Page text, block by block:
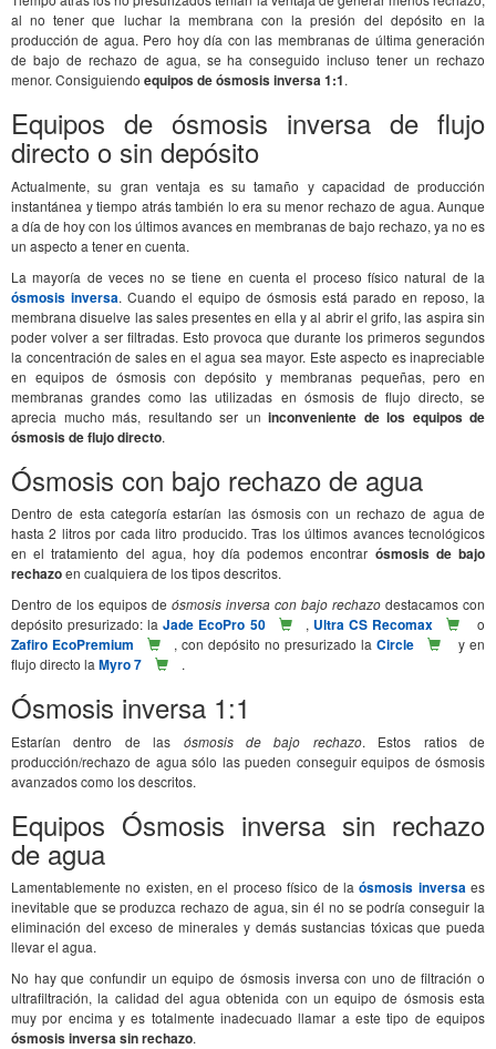
al no tener que luchar la membrana con la presión del depósito en la
producción de agua. Pero hoy día con las membranas de última generación
de bajo de rechazo de agua, se ha conseguido incluso tener un rechazo
menor. Consiguiendo equipos de ósmosis inversa 1:1.
Equipos de ósmosis inversa de flujo
directo o sin depósito
Actualmente, su gran ventaja es su tamaño y capacidad de producción
instantánea y tiempo atrás también lo era su menor rechazo de agua. Aunque
a día de hoy con los últimos avances en membranas de bajo rechazo, ya no es
un aspecto a tener en cuenta.
La mayoría de veces no se tiene en cuenta el proceso físico natural de la
ósmosis inversa. Cuando el equipo de ósmosis está parado en reposo, la
membrana disuelve las sales presentes en ella y al abrir el grifo, las aspira sin
poder volver a ser filtradas. Esto provoca que durante los primeros segundos
la concentración de sales en el agua sea mayor. Este aspecto es inapreciable
en equipos de ósmosis con depósito y membranas pequeñas, pero en
membranas grandes como las utilizadas en ósmosis de flujo directo, se
aprecia mucho más, resultando ser un inconveniente de los equipos de
ósmosis de flujo directo.
Ósmosis con bajo rechazo de agua
Dentro de esta categoría estarían las ósmosis con un rechazo de agua de
hasta 2 litros por cada litro producido. Tras los últimos avances tecnológicos
en el tratamiento del agua, hoy día podemos encontrar ósmosis de bajo
rechazoen cualquiera de los tipos descritos.
Dentro de los equipos de ósmosis inversa con bajo rechazo destacamos con
depósito presurizado: laJade EcoPro 50 , Ultra CS Recomax o
Zafiro EcoPremium , con depósito no presurizado la Circle
y en
flujo directo la Myro 7 .
Ósmosis inversa 1:1
Estarían dentro de las ósmosis de bajo rechazo. Estos ratios de
producción/rechazo de agua sólo las pueden conseguir equipos de ósmosis
avanzados como los descritos.
Equipos Ósmosis inversa sin rechazo
de agua
Lamentablemente no existen, en el proceso físico de laósmosis inversa es
inevitable que se produzca rechazo de agua, sin él no se podría conseguir la
eliminación del exceso de minerales y demás sustancias tóxicas que pueda
llevar el agua.
No hay que confundir un equipo de ósmosis inversa con uno de filtración o
ultrafiltración, la calidad del agua obtenida con un equipo de ósmosis esta
muy por encima y es totalmente inadecuado llamar a este tipo de equipos
ósmosis inversa sin rechazo.